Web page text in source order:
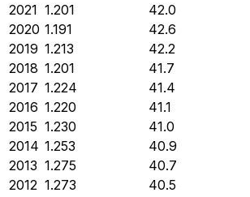
2021 1.201
42.0
2020 1.191
42.6
2019 1.213
42.2
2018 1.201
41.7
2017 1.224
41.4
2016 1.220
41.1
2015 1.230
41.0
2014 1.253
40.9
2013 1.275
40.7
2012 1.273
40.5